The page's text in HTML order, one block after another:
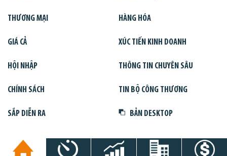
THƯƠNG MẠI HÀNG HÓA
GIÁ CẢ XÚC TIẾN KINH DOANH
HỘI NHẬP THÔNG TIN CHUYÊN SÂU
CHÍNH SÁCH TIN BỘ CÔNG THƯƠNG
SẮP DIỄN RA BẢN DESKTOP